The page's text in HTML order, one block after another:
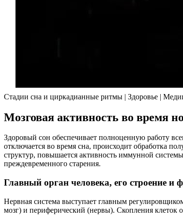
Стадии сна и циркадианные ритмы | Здоровье |
Мозговая активность во время
Здоровый сон обеспечивает полноценную работу
отключается во время сна, происходит обработка
структур, повышается активность иммунной
преждевременного старения.
Главный орган человека, его строение и
Нервная система выступает главным
мозг) и периферический (нервы). Скопления клеток